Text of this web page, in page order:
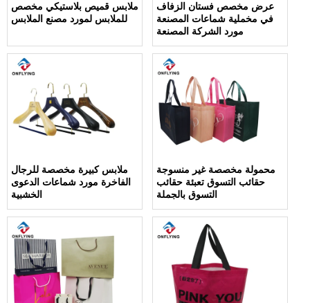
ملابس قميص بلاستيكي مخصص
للملابس لمورد مصنع الملابس
عرض مخصص فستان الزفاف
في مخملية شماعات المصنعة
مورد الشركة المصنعة
ملابس كبيرة مخصصة للرجال
الفاخرة مورد شماعات الدعوى
الخشبية
محمولة مخصصة غير منسوجة
حقائب التسوق تعبئة حقائب
التسوق بالجملة